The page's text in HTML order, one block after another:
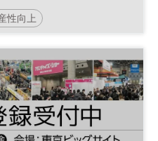
性向上